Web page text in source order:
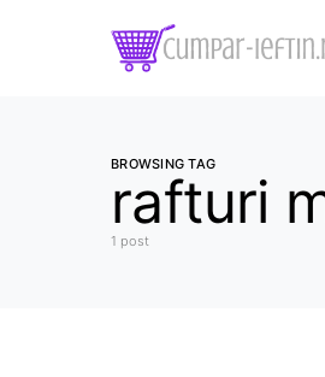
BROWSING TAG
rafturi
1 post